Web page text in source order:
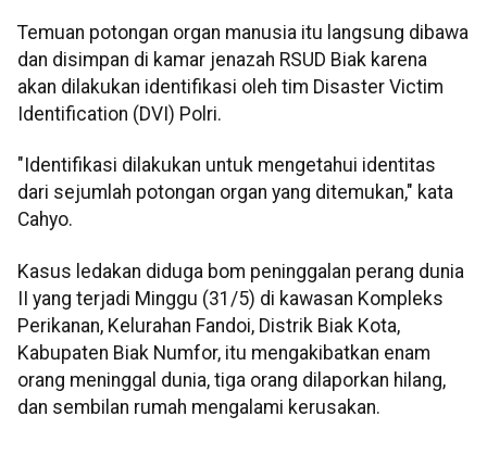
Temuan potongan organ manusia itu langsung dibawa
dan disimpan di kamar jenazah RSUD Biak karena
akan dilakukan identifikasi oleh tim Disaster Victim
Identification (DVI) Polri.
"Identifikasi dilakukan untuk mengetahui identitas
dari sejumlah potongan organ yang ditemukan," kata
Cahyo.
Kasus ledakan diduga bom peninggalan perang dunia
II yang terjadi Minggu (31/5) di kawasan Kompleks
Perikanan, Kelurahan Fandoi, Distrik Biak Kota,
Kabupaten Biak Numfor, itu mengakibatkan enam
orang meninggal dunia, tiga orang dilaporkan hilang,
dan sembilan rumah mengalami kerusakan.